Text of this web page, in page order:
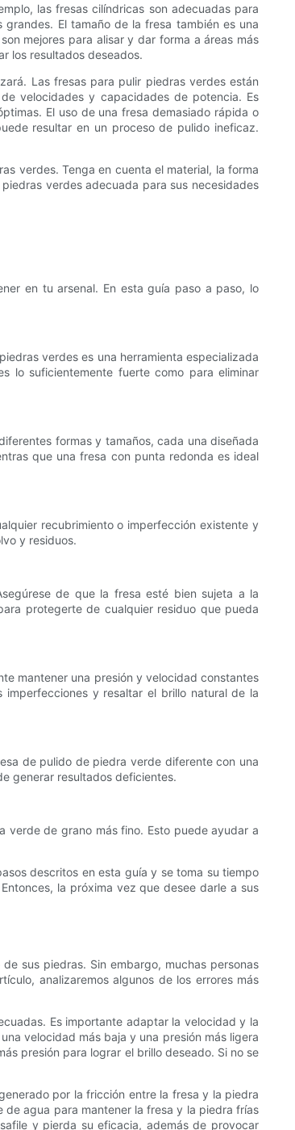
las fresas cilíndricas son adecuadas para
El tamaño de la fresa también es una
mejores para alisar y dar forma a áreas más
los resultados deseados.
Las fresas para pulir piedras verdes están
velocidades y capacidades de potencia. Es
El uso de una fresa demasiado rápida o
resultar en un proceso de pulido ineficaz.
verdes. Tenga en cuenta el material, la forma
verdes adecuada para sus necesidades
en tu arsenal. En esta guía paso a paso, lo
verdes es una herramienta especializada
lo suficientemente fuerte como para eliminar
formas y tamaños, cada una diseñada
que una fresa con punta redonda es ideal
recubrimiento o imperfección existente y
y residuos.
de que la fresa esté bien sujeta a la
protegerte de cualquier residuo que pueda
mantener una presión y velocidad constantes
y resaltar el brillo natural de la
de pulido de piedra verde diferente con una
generar resultados deficientes.
verde de grano más fino. Esto puede ayudar a
descritos en esta guía y se toma su tiempo
la próxima vez que desee darle a sus
sus piedras. Sin embargo, muchas personas
analizaremos algunos de los errores más
Es importante adaptar la velocidad y la
velocidad más baja y una presión más ligera
presión para lograr el brillo deseado. Si no se
por la fricción entre la fresa y la piedra
agua para mantener la fresa y la piedra frías
y pierda su eficacia, además de provocar